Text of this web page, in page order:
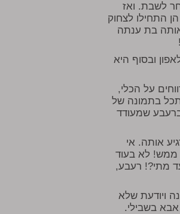
לשבת. ואז
התחילו לצחוק
בת ענתה
ובסוף היא
על הכלי,
בתמונה של
ברעבע שמעודד
אותה. אי
ממש! לא בעוד
מתי?! רעבע,
ויודעת שלא
בשבילי.